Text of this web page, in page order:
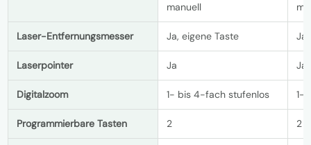
manuell
Laser-Entfernungsmesser Ja, eigene Taste
Laserpointer Ja Ja
Digitalzoom 1- bis 4-fach stufenlos 1-
Programmierbare Tasten 2 2